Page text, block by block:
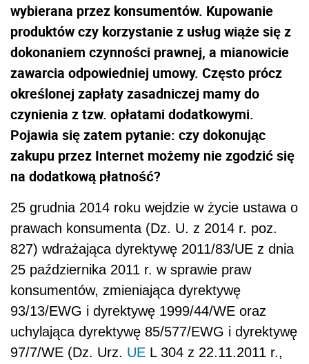
wybierana przez konsumentów. Kupowanie
produktów czy korzystanie z usług wiąże się z
dokonaniem czynności prawnej, a mianowicie
zawarcia odpowiedniej umowy. Często prócz
określonej zapłaty zasadniczej mamy do
czynienia z tzw. opłatami dodatkowymi.
Pojawia się zatem pytanie: czy dokonując
zakupu przez Internet możemy nie zgodzić się
na dodatkową płatność?
25 grudnia 2014 roku wejdzie w życie ustawa o
prawach konsumenta (Dz. U. z 2014 r. poz.
827) wdrażająca dyrektywę 2011/83/UE z dnia
25 października 2011 r. w sprawie praw
konsumentów, zmieniająca dyrektywę
93/13/EWG i dyrektywę 1999/44/WE oraz
uchylająca dyrektywę 85/577/EWG i dyrektywę
97/7/WE (Dz. Urz. UE L 304 z 22.11.2011 r.,